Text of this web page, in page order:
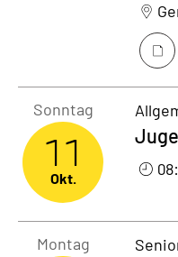
Sonntag
11
Okt.
Montag